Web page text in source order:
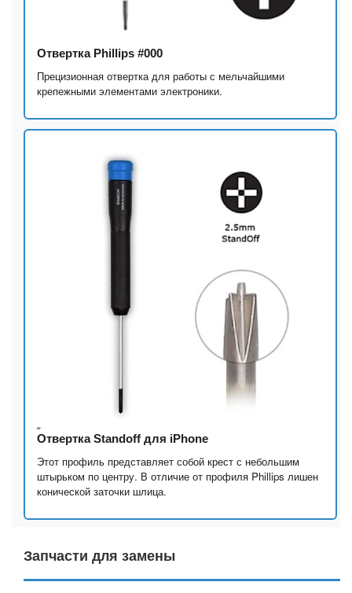
Отвертка Phillips #000
Прецизионная отвертка для работы с мельчайшими
крепежными элементами электроники.
Отвертка Standoff для iPhone
Этот профиль представляет собой крест с небольшим
штырьком по центру. В отличие от профиля Phillips лишен
конической заточки шлица.
Запчасти для замены